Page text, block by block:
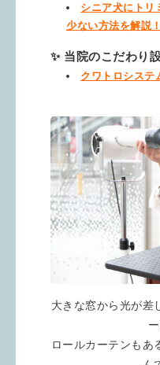
シニア犬にトリ
少ない方法を解説
✨ 当院のこだわり
クワトロシステ
大きな窓から光が差
ロールカーテンもあ